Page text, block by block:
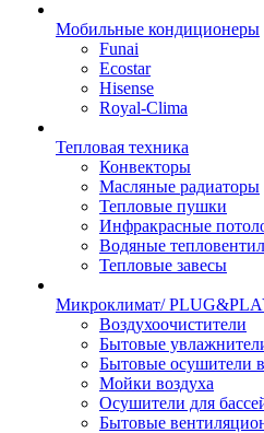
Мобильные кондиционеры
Funai
Ecostar
Hisense
Royal-Clima
Тепловая техника
Конвекторы
Масляные радиаторы
Тепловые пушки
Инфракрасные
Водяные
Тепловые завесы
Микроклимат/
Воздухоочистители
Бытовые
Бытовые осушители
Мойки воздуха
Осушители для
Бытовые